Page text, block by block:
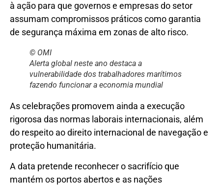
à ação para que governos e empresas do setor
assumam compromissos práticos como garantia
de segurança máxima em zonas de alto risco.
© OMI
Alerta global neste ano destaca a
vulnerabilidade dos trabalhadores marítimos
fazendo funcionar a economia mundial
As celebrações promovem ainda a execução
rigorosa das normas laborais internacionais, além
do respeito ao direito internacional de navegação e
proteção humanitária.
A data pretende reconhecer o sacrifício que
mantém os portos abertos e as nações